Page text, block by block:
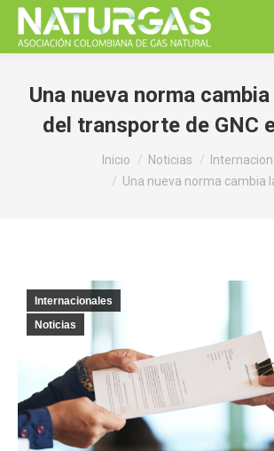
Una nueva norma
del transporte de GNC
Inicio Noticias
Una nueva norma cambia
Internacionales
Noticias